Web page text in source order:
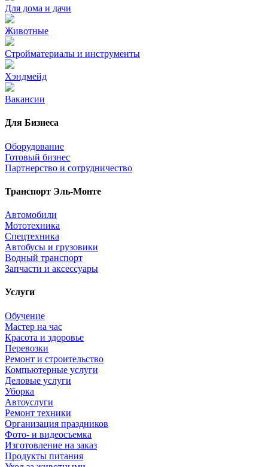
Для дома и дачи
Животные
Стройматериалы и инструменты
Хэндмейд
Вакансии
Для Бизнеса
Оборудование
Готовый бизнес
Партнерство и сотрудничество
Транспорт Эль-Монте
Автомобили
Мототехника
Спецтехника
Автобусы и грузовики
Водный транспорт
Запчасти и аксессуары
Услуги
Обучение
Мастер на час
Красота и здоровье
Перевозки
Ремонт и строительство
Компьютерные услуги
Деловые услуги
Уборка
Автоуслуги
Ремонт техники
Организация праздников
Фото- и видеосъемка
Изготовление на заказ
Продукты питания